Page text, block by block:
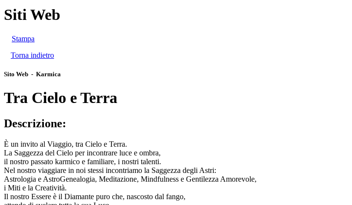
Siti Web
Stampa
Torna indietro
Sito Web - Karmica
Tra Cielo e Terra
Descrizione:
È un invito al Viaggio, tra Cielo e Terra.
La Saggezza del Cielo per incontrare luce e ombra,
il nostro passato karmico e familiare, i nostri talenti.
Nel nostro viaggiare in noi stessi incontriamo la Saggezza degli Astri:
Astrologia e AstroGenealogia, Meditazione, Mindfulness e Gentilezza Amorevole,
i Miti e la Creatività.
Il nostro Essere è il Diamante puro che, nascosto dal fango,